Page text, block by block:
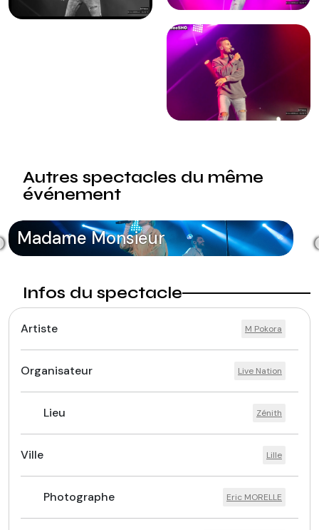
Autres spectacles du même
événement
Madame Monsieur
Infos du spectacle
Artiste M Pokora
Organisateur Live Nation
Lieu Zénith
Ville Lille
Photographe Eric MORELLE